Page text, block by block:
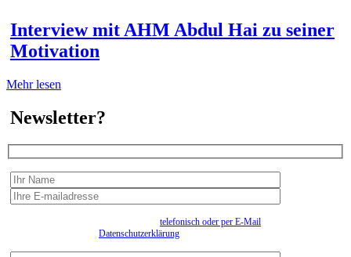
Interview mit AHM Abdul Hai zu seiner
Motivation
Mehr lesen
Newsletter?
telefonisch oder per E-Mail
Datenschutzerklärung